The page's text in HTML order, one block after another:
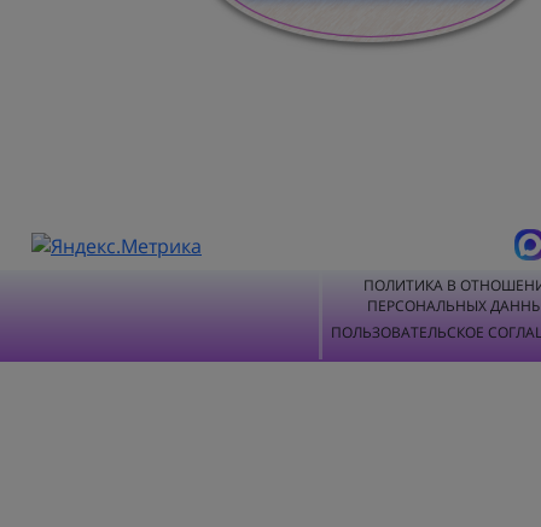
ПОЛИТИКА В
ПЕРСОНАЛЬНЫХ
ПОЛЬЗОВАТЕЛЬСКОЕ